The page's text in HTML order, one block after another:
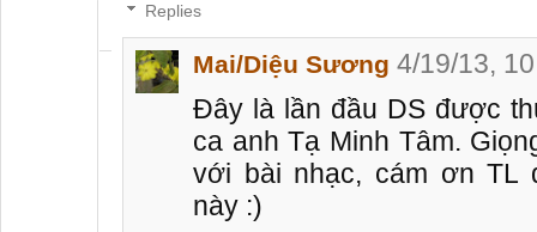
Replies
Mai/Diệu Sương 4/19/13,
Đây là lần đầu DS được
ca anh Tạ Minh Tâm.
với bài nhạc, cám ơn TL
này :)